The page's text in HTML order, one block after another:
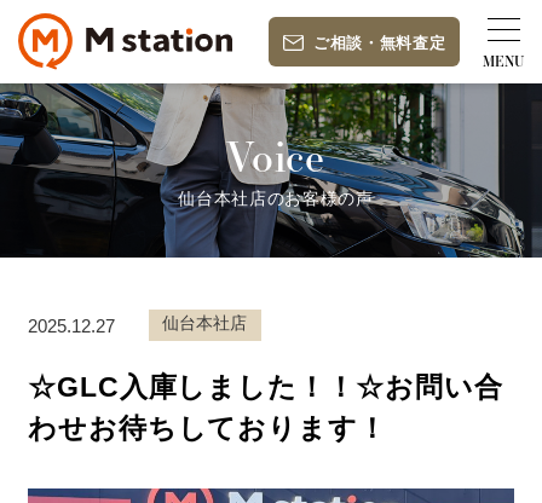
ご相談 ・ 無料査定
Voice
仙台本社店のお客様の声
2025.12.27 仙台本社店
☆GLC入庫しました！！☆お問い合
わせお待ちしております！